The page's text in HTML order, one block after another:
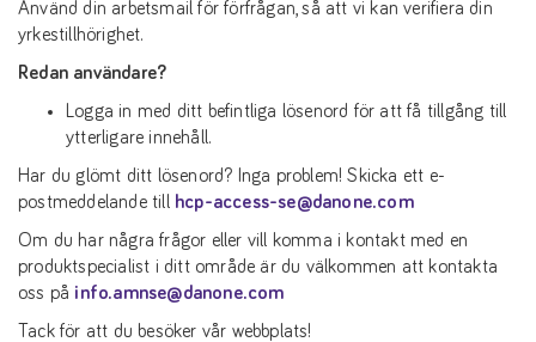
Använd din arbetsmail för förfrågan, så att vi kan verifiera din
yrkestillhörighet.
Redan användare?
Logga in med ditt befintliga lösenord för att få tillgång till
ytterligare innehåll.
Har du glömt ditt lösenord? Inga problem! Skicka ett e-
postmeddelande till
hcp-access-se@danone.com
Om du har några frågor eller vill komma i kontakt med en
produktspecialist i ditt område är du välkommen att kontakta
oss på info.amnse@danone.com
Tack för att du besöker vår webbplats!